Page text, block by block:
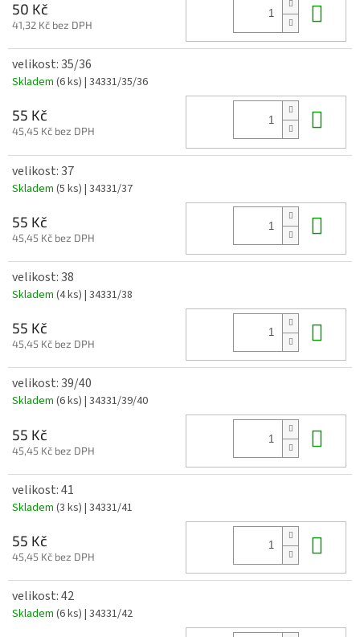
50 Kč
41,32 Kč bez DPH
velikost: 35/36
Skladem (6 ks) | 34331/35/36
55 Kč
45,45 Kč bez DPH
velikost: 37
Skladem (5 ks) | 34331/37
55 Kč
45,45 Kč bez DPH
velikost: 38
Skladem (4 ks) | 34331/38
55 Kč
45,45 Kč bez DPH
velikost: 39/40
Skladem (6 ks) | 34331/39/40
55 Kč
45,45 Kč bez DPH
velikost: 41
Skladem (3 ks) | 34331/41
55 Kč
45,45 Kč bez DPH
velikost: 42
Skladem (6 ks) | 34331/42